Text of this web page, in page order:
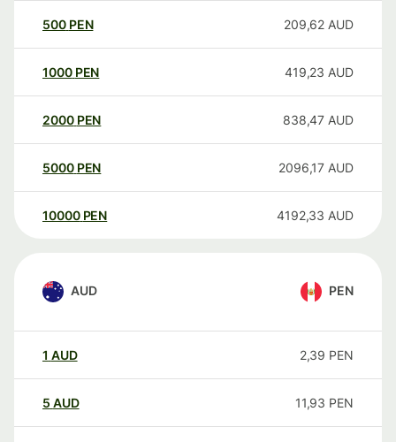
500 PEN 209,62 AUD
1000 PEN 419,23 AUD
2000 PEN 838,47 AUD
5000 PEN 2096,17 AUD
10000 PEN 4192,33 AUD
AUD PEN
1 AUD 2,39 PEN
5 AUD 11,93 PEN